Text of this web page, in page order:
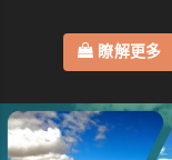
瞭解更多